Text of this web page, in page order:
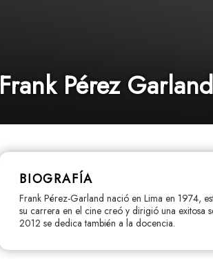
Frank Pérez Garland
BIOGRAFÍA
Frank Pérez-Garland nació en Lima en 1974,
su carrera en el cine creó y dirigió una exitosa
2012 se dedica también a la docencia.